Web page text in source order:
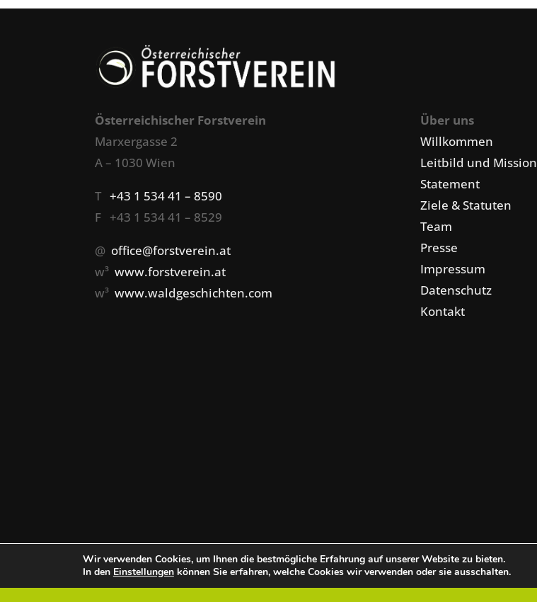
Österreichischer Forstverein
Marxergasse 2
A – 1030 Wien
T+43 1 534 41 – 8590
F +43 1 534 41 – 8529
@ office@forstverein.at
w³www.forstverein.at
w³www.waldgeschichten.com
Über uns
Willkommen
Leitbild und Mission
Statement
Ziele & Statuten
Team
Presse
Impressum
Datenschutz
Kontakt
Über uns Team Datenschutz Impressum Presse Kontakt
Wir verwenden Cookies, um Ihnen die bestmögliche Erfahrung auf unserer Website zu bieten.
In den Einstellungenkönnen Sie erfahren, welche Cookies wir verwenden oder sie ausschalten.